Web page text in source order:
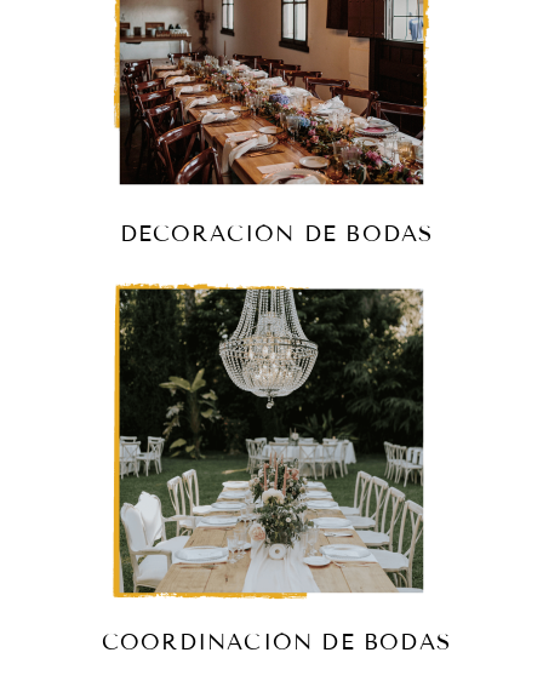
DECORACIÓN DE BODAS
COORDINACIÓN DE BODAS